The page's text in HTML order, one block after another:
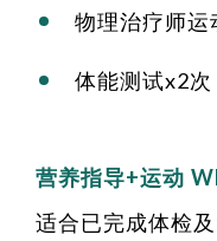
物理治疗师运
体能测试x2次
营养指导+运动
适合已完成体检